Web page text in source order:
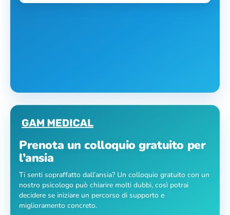
Prenota un colloquio gratuito per
l’ansia
Ti senti sopraffatto dall’ansia? Un colloquio gratuito con un
nostro psicologo può chiarire molti dubbi, così potrai
decidere se iniziare un percorso di supporto e
miglioramento concreto.